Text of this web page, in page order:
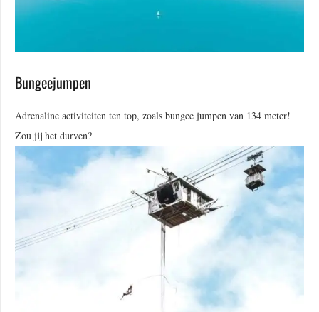
Bungeejumpen
Adrenaline activiteiten ten top, zoals bungee jumpen van 134 meter!
Zou jij het durven?